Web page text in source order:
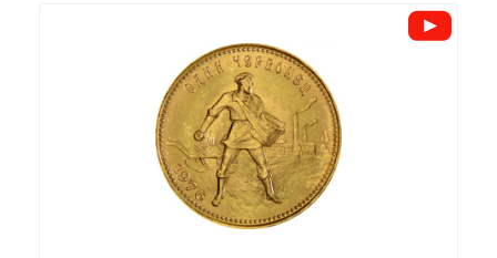
Цена выкупа
Звоните